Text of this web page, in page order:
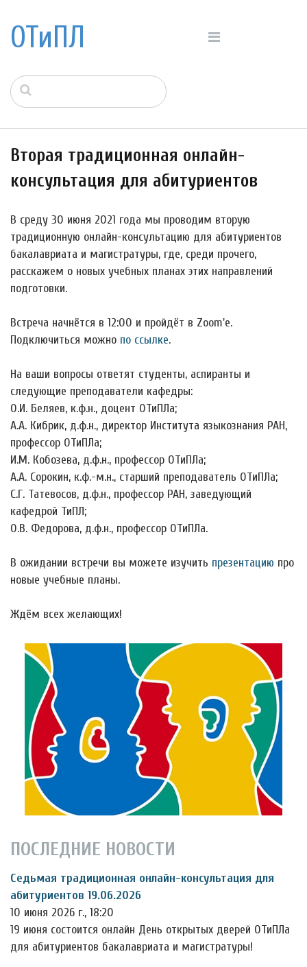
ОТиПЛ
Вторая традиционная онлайн-
консультация для абитуриентов
В среду 30 июня 2021 года мы проводим вторую
традиционную онлайн-консультацию для абитуриентов
бакалавриата и магистратуры, где, среди прочего,
расскажем о новых учебных планах этих направлений
подготовки.
Встреча начнётся в 12:00 и пройдёт в Zoom'е.
Подключиться можно по ссылке.
На ваши вопросы ответят студенты, аспиранты и
следующие преподаватели кафедры:
О.И. Беляев, к.ф.н., доцент ОТиПЛа;
А.А. Кибрик, д.ф.н., директор Института языкознания РАН,
профессор ОТиПЛа;
И.М. Кобозева, д.ф.н., профессор ОТиПЛа;
А.А. Сорокин, к.ф.-м.н., старший преподаватель ОТиПЛа;
С.Г. Татевосов, д.ф.н., профессор РАН, заведующий
кафедрой ТиПЛ;
О.В. Федорова, д.ф.н., профессор ОТиПЛа.
В ожидании встречи вы можете изучить презентацию про
новые учебные планы.
Ждём всех желающих!
ПОСЛЕДНИЕ НОВОСТИ
Седьмая традиционная онлайн-консультация для
абитуриентов 19.06.2026
10 июня 2026 г., 18:20
19 июня состоится онлайн День открытых дверей ОТиПЛа
для абитуриентов бакалавриата и магистратуры!